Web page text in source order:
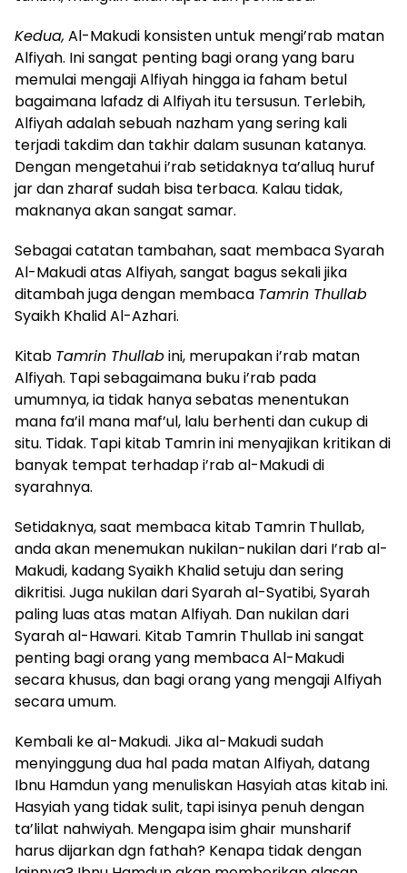
Kedua, Al-Makudi konsisten untuk mengi’rab matan
Alfiyah. Ini sangat penting bagi orang yang baru
memulai mengaji Alfiyah hingga ia faham betul
bagaimana lafadz di Alfiyah itu tersusun. Terlebih,
Alfiyah adalah sebuah nazham yang sering kali
terjadi takdim dan takhir dalam susunan katanya.
Dengan mengetahui i’rab setidaknya ta’alluq huruf
jar dan zharaf sudah bisa terbaca. Kalau tidak,
maknanya akan sangat samar.
Sebagai catatan tambahan, saat membaca Syarah
Al-Makudi atas Alfiyah, sangat bagus sekali jika
ditambah juga dengan membaca Tamrin Thullab
Syaikh Khalid Al-Azhari.
Kitab Tamrin Thullabini, merupakan i’rab matan
Alfiyah. Tapi sebagaimana buku i’rab pada
umumnya, ia tidak hanya sebatas menentukan
mana fa’il mana maf’ul, lalu berhenti dan cukup di
situ. Tidak. Tapi kitab Tamrin ini menyajikan kritikan di
banyak tempat terhadap i’rab al-Makudi di
syarahnya.
Setidaknya, saat membaca kitab Tamrin Thullab,
anda akan menemukan nukilan-nukilan dari I’rab al-
Makudi, kadang Syaikh Khalid setuju dan sering
dikritisi. Juga nukilan dari Syarah al-Syatibi, Syarah
paling luas atas matan Alfiyah. Dan nukilan dari
Syarah al-Hawari. Kitab Tamrin Thullab ini sangat
penting bagi orang yang membaca Al-Makudi
secara khusus, dan bagi orang yang mengaji Alfiyah
secara umum.
Kembali ke al-Makudi. Jika al-Makudi sudah
menyinggung dua hal pada matan Alfiyah, datang
Ibnu Hamdun yang menuliskan Hasyiah atas kitab ini.
Hasyiah yang tidak sulit, tapi isinya penuh dengan
ta’lilat nahwiyah. Mengapa isim ghair munsharif
harus dijarkan dgn fathah? Kenapa tidak dengan